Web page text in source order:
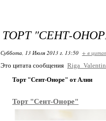
ТОРТ "СЕНТ-
Суббота, 13 Июля 2013 г. 13:50 + в
Это цитата сообщения
Торт "Сент-Оноре" от Алии
Торт "Сент-Оноре"